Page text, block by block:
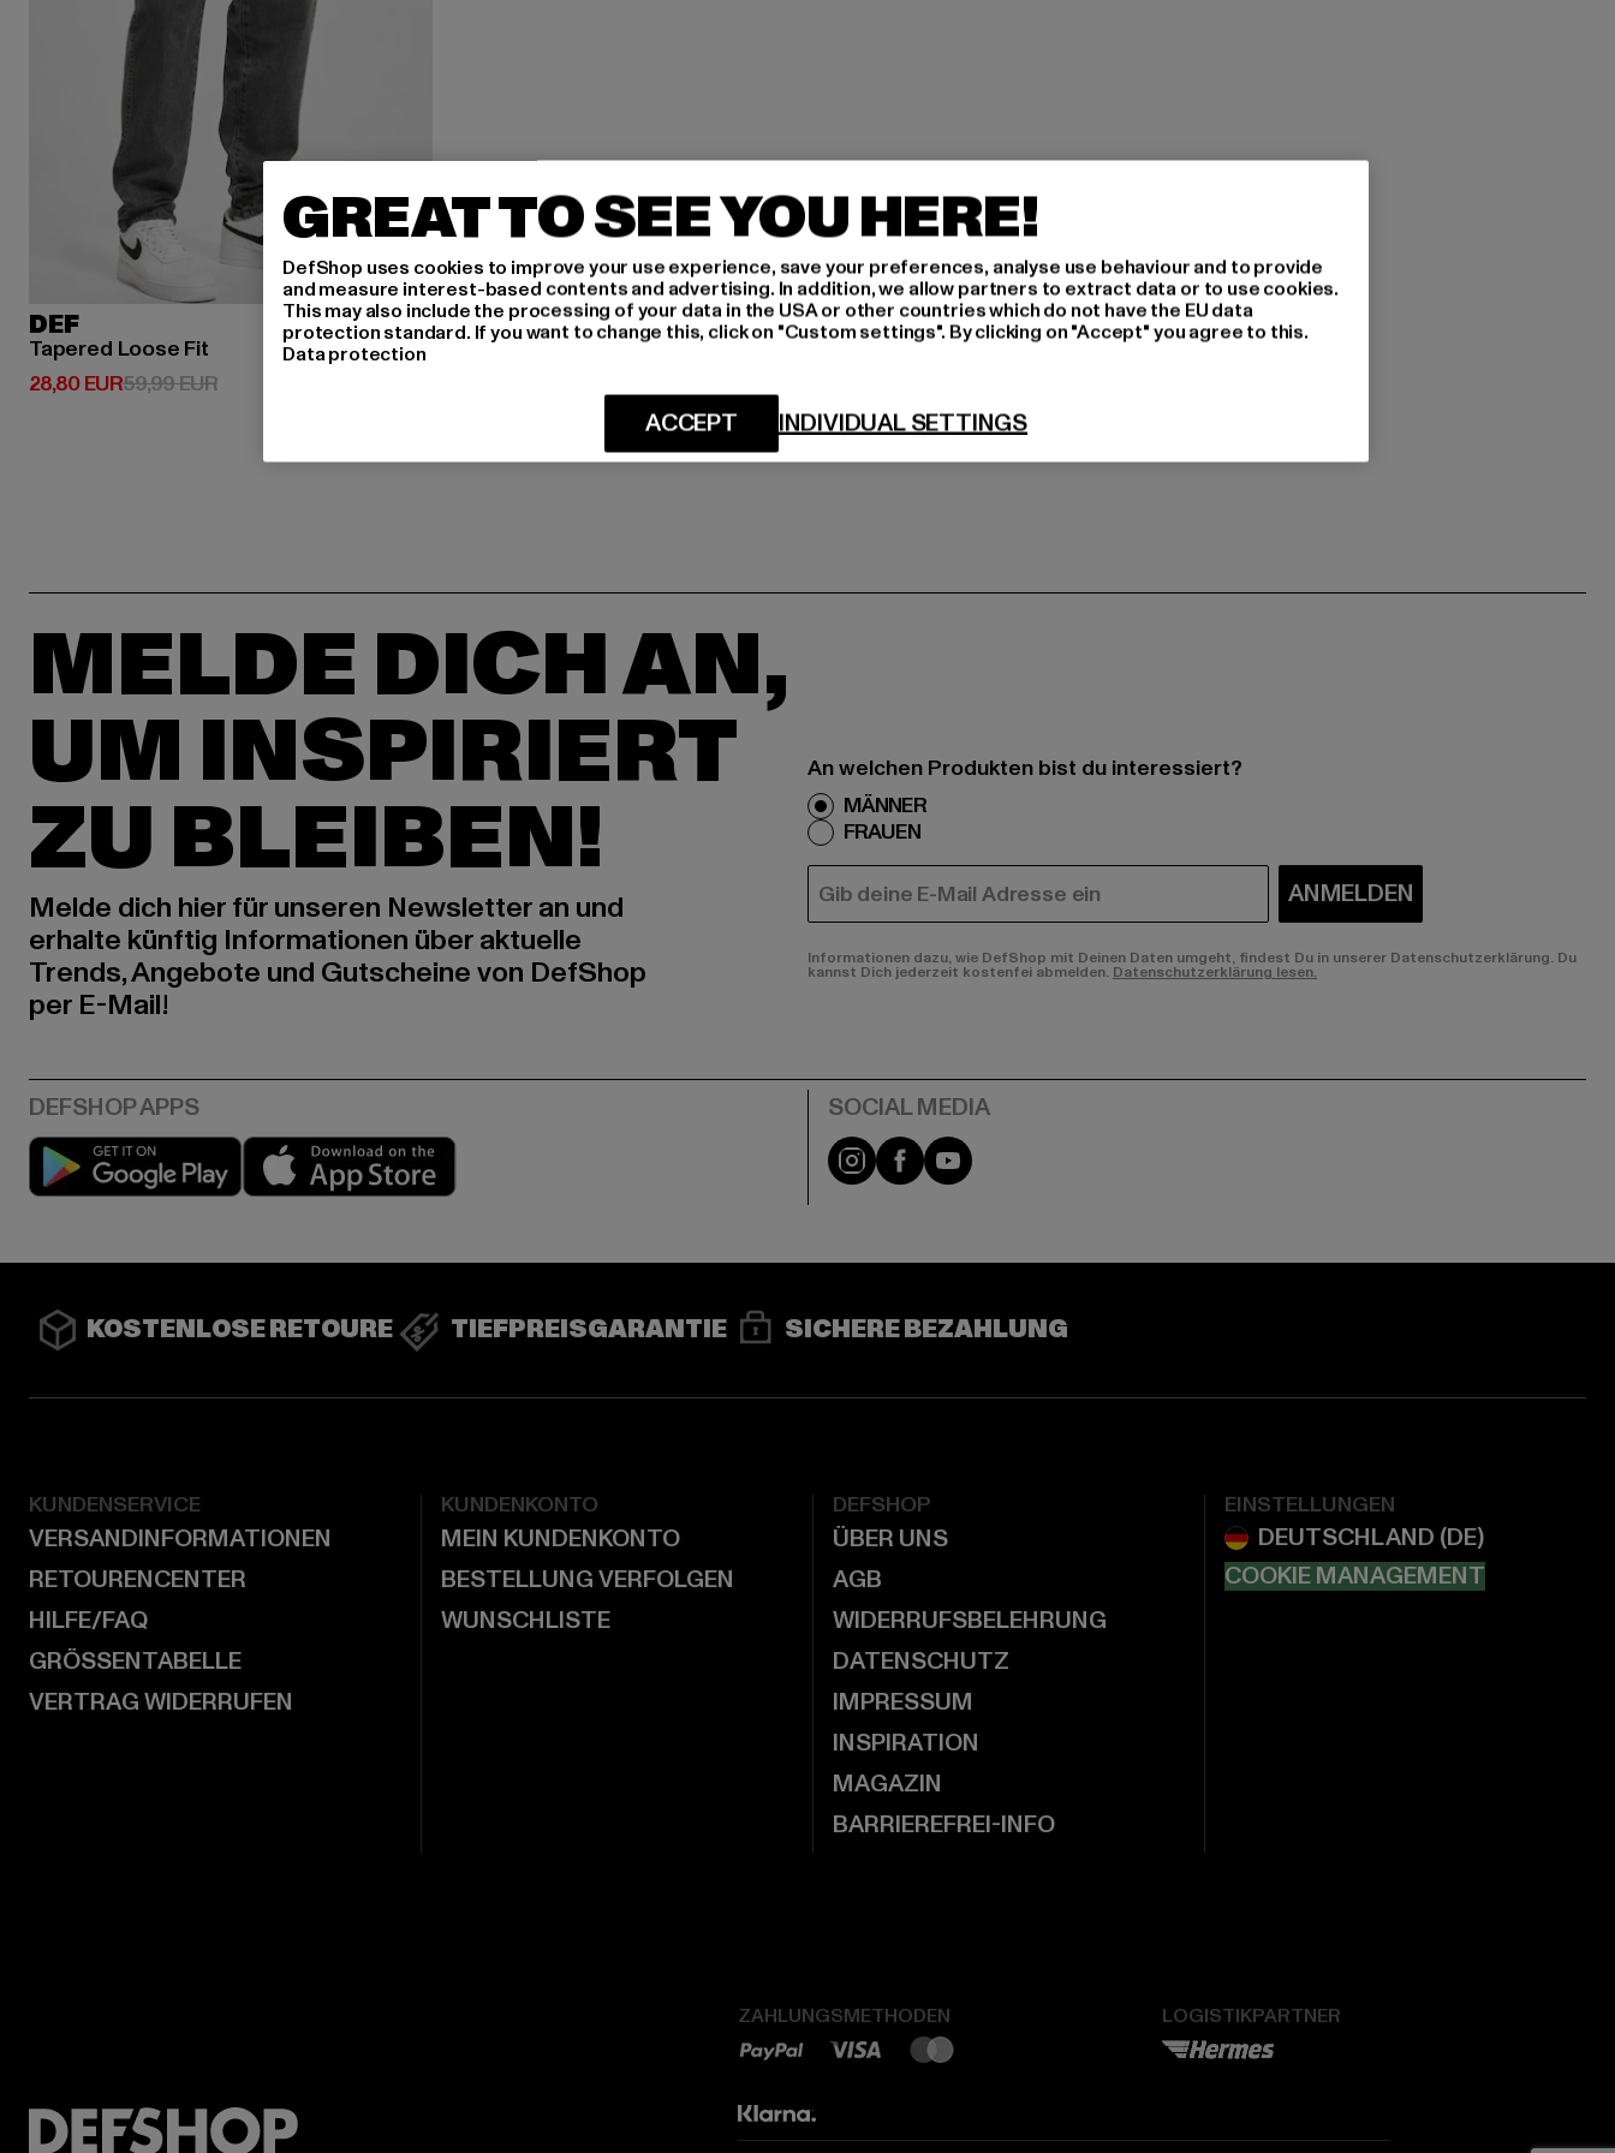
DEF
Tapered Loose Fit
28,80 EUR
Derzeitiger Preis: 28,80 EUR
59,99 EURAktionspreis: 59,99 EUR
MELDE DICH AN,
UM INSPIRIERT
ZU BLEIBEN!
Melde dich hier für unseren Newsletter an und
erhalte künftig Informationen über aktuelle
Trends, Angebote und Gutscheine von DefShop
per E-Mail!
An welchen Produkten bist du interessiert?
MÄNNER
FRAUEN
E-MAIL ANMELDEN
Informationen dazu, wie DefShop mit Deinen Daten umgeht, findest Du in unserer Datenschutzerklärung. Du
kannst Dich jederzeit kostenfei abmelden. Datenschutzerklärung lesen.
Play market Instagram
FacebookYouTube
KOSTENLOSE RETOURE TIEFPREISGARANTIE SICHERE BEZAHLUNG
KUNDENSERVICE
VERSANDINFORMATIONEN
RETOURENCENTER
HILFE/FAQ
GRÖSSENTABELLE
VERTRAG WIDERRUFEN
KUNDENKONTO
MEIN KUNDENKONTO
BESTELLUNG VERFOLGEN
WUNSCHLISTE
DEFSHOP
ÜBER UNS
AGB
WIDERRUFSBELEHRUNG
DATENSCHUTZ
IMPRESSUM
INSPIRATION
MAGAZIN
BARRIEREFREI-INFO
EINSTELLUNGEN
COOKIE MANAGEMENT
ZAHLUNGSMETHODEN LOGISTIKPARTNER
GREAT TO SEE YOU HERE!
DefShop uses cookies to improve your use experience, save your preferences, analyse use behaviour and to provide
and measure interest-based contents and advertising. In addition, we allow partners to extract data or to use cookies.
This may also include the processing of your data in the USA or other countries which do not have the EU data
protection standard. If you want to change this, click on "Custom settings". By clicking on "Accept" you agree to this.
Data protection
INDIVIDUAL SETTINGS
ACCEPT